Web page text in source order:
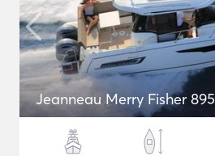
Jeanneau Merry Fisher 895